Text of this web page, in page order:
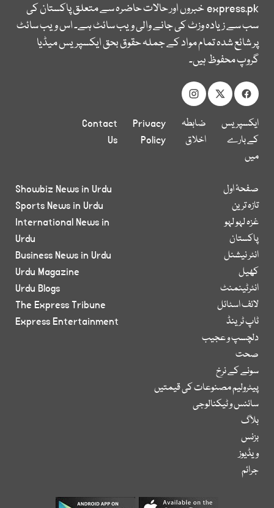
express.pkخبروں اور حالات حاضرہ سے متعلق پاکستان کی
سب سے زیادہ وزٹ کی جانے والی ویب سائٹ ہے۔ اس ویب سائٹ
پر شائع شدہ تمام مواد کے جملہ حقوق بحق ایکسپریس میڈیا
گروپ محفوظ ہیں۔
ایکسپریس
کے بارے
میں
ضابطہ
اخلاق
Privacy
Policy
Contact
Us
صفحۂ اول
تازہ ترین
غزہ لہو لہو
پاکستان
انٹر نیشنل
کھیل
انٹرٹینمنٹ
لائف اسٹائل
ٹاپ ٹرینڈ
دلچسپ و عجیب
صحت
سونے کے نرخ
پیٹرولیم مصنوعات کی قیمتیں
سائنس و ٹیکنالوجی
بلاگ
بزنس
ویڈیوز
جرائم
Showbiz News in Urdu
Sports News in Urdu
International News in
Urdu
Business News in Urdu
Urdu Magazine
Urdu Blogs
The Express Tribune
Express Entertainment